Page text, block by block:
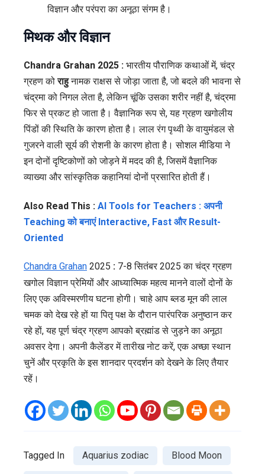
विज्ञान और परंपरा का अनूठा संगम है।
मिथक और विज्ञान
Chandra Grahan 2025 : भारतीय पौराणिक कथाओं में, चंद्र
ग्रहण कोराहुनामक राक्षस से जोड़ा जाता है, जो बदले की भावना से
चंद्रमा को निगल लेता है, लेकिन चूंकि उसका शरीर नहीं है, चंद्रमा
फिर से प्रकट हो जाता है। वैज्ञानिक रूप से, यह ग्रहण खगोलीय
पिंडों की स्थिति के कारण होता है। लाल रंग पृथ्वी के वायुमंडल से
गुजरने वाली सूर्य की रोशनी के कारण होता है। सोशल मीडिया ने
इन दोनों दृष्टिकोणों को जोड़ने में मदद की है, जिसमें वैज्ञानिक
व्याख्या और सांस्कृतिक कहानियां दोनों प्रसारित होती हैं।
Also Read This : AI Tools for Teachers : अपनी
Teaching को बनाएं Interactive, Fast और Result-
Oriented
Chandra Grahan 2025 : 7-8 सितंबर 2025 का चंद्र ग्रहण
खगोल विज्ञान प्रेमियों और आध्यात्मिक महत्व मानने वालों दोनों के
लिए एक अविस्मरणीय घटना होगी। चाहे आप ब्लड मून की लाल
चमक को देख रहे हों या पितृ पक्ष के दौरान पारंपरिक अनुष्ठान कर
रहे हों, यह पूर्ण चंद्र ग्रहण आपको ब्रह्मांड से जुड़ने का अनूठा
अवसर देगा। अपनी कैलेंडर में तारीख नोट करें, एक अच्छा स्थान
चुनें और प्रकृति के इस शानदार प्रदर्शन को देखने के लिए तैयार
रहें।
Tagged In Aquarius zodiac Blood Moon